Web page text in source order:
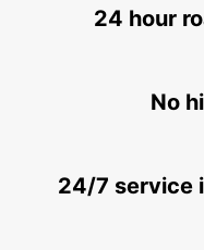
TIJUANA
24 hour
No
24/7 service